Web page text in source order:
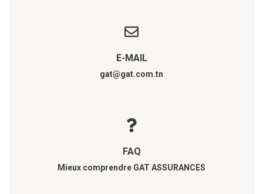
E-MAIL
gat@gat.com.tn
FAQ
Mieux comprendre GAT ASSURANCES